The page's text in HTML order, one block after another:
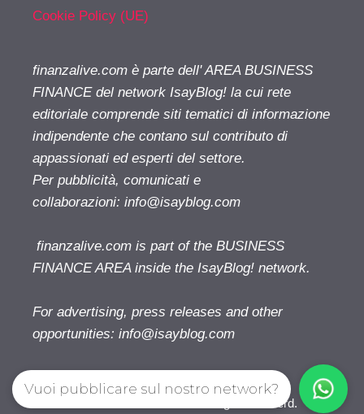
Cookie Policy (UE)
finanzalive.com è parte dell' AREA BUSINESS
FINANCE del network IsayBlog! la cui rete
editoriale comprende siti tematici di informazione
indipendente che contano sul contributo di
appassionati ed esperti del settore.
Per pubblicità, comunicati e
collaborazioni: info@isayblog.com
finanzalive.com is part of the BUSINESS
FINANCE AREA inside the IsayBlog! network.
For advertising, press releases and other
opportunities: info@isayblog.com
Finanzalive.com © 2026. All right reserverd.
Vuoi pubblicare sul nostro network?